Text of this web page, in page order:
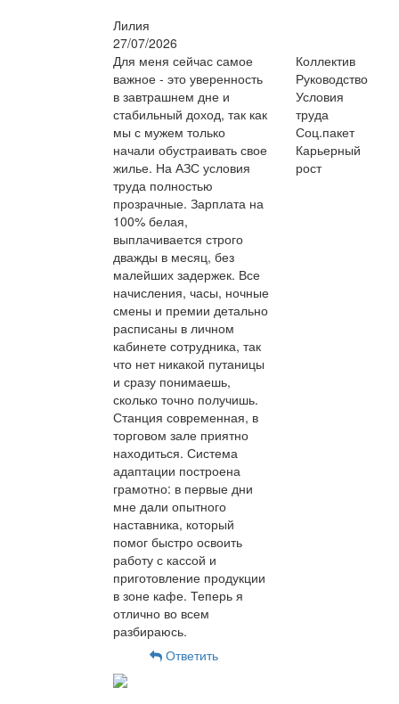
Лилия
27/07/2026
Для меня сейчас самое
важное - это уверенность
в завтрашнем дне и
стабильный доход, так как
мы с мужем только
начали обустраивать свое
жилье. На АЗС условия
труда полностью
прозрачные. Зарплата на
100% белая,
выплачивается строго
дважды в месяц, без
малейших задержек. Все
начисления, часы, ночные
смены и премии детально
расписаны в личном
кабинете сотрудника, так
что нет никакой путаницы
и сразу понимаешь,
сколько точно получишь.
Станция современная, в
торговом зале приятно
находиться. Система
адаптации построена
грамотно: в первые дни
мне дали опытного
наставника, который
помог быстро освоить
работу с кассой и
приготовление продукции
в зоне кафе. Теперь я
отлично во всем
разбираюсь.
Коллектив
Руководство
Условия
труда
Соц.пакет
Карьерный
рост
Ответить